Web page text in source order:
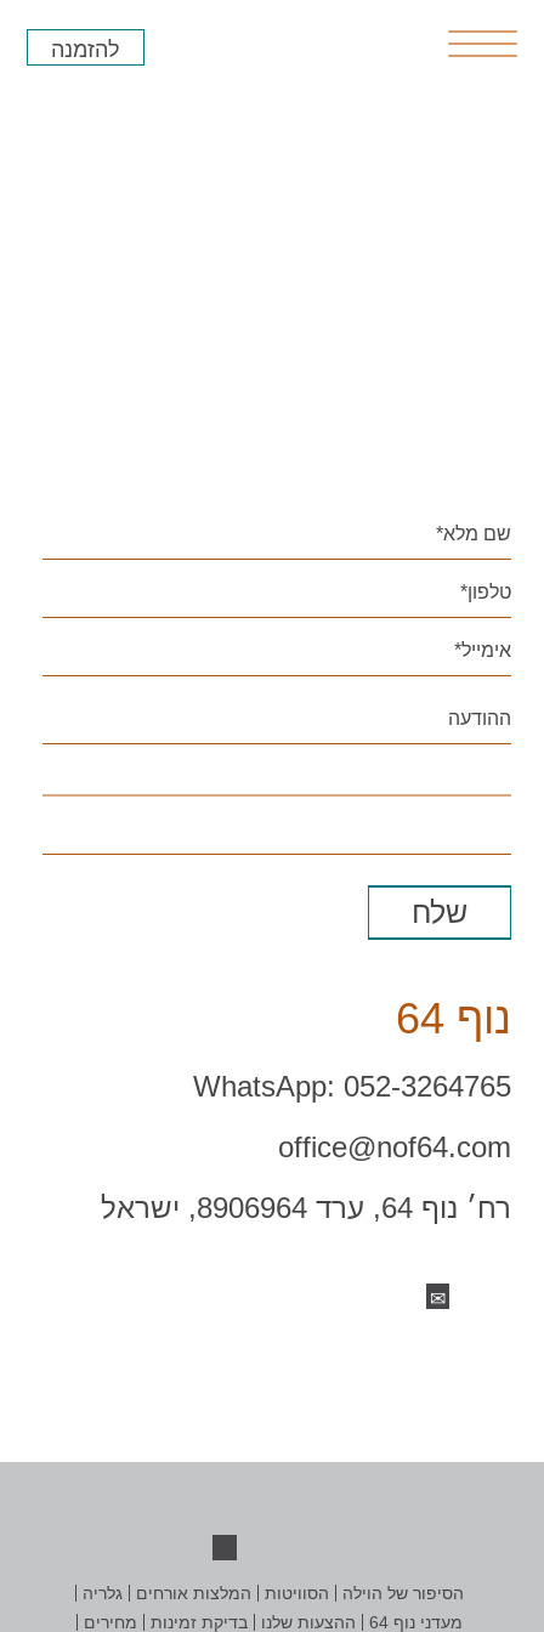
להזמנה
נוף 64
WhatsApp: 052-3264765
office@nof64.com
רח׳ נוף 64, ערד 8906964, ישראל
הסיפור של הוילה הסוויטות המלצות אורחים
גלריה
מעדני נוף 64
ההצעות שלנו בדיקת זמינות מחירים